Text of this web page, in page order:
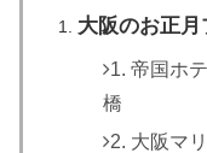
大阪のお正月
1. 帝国ホ
橋
2. 大阪マ